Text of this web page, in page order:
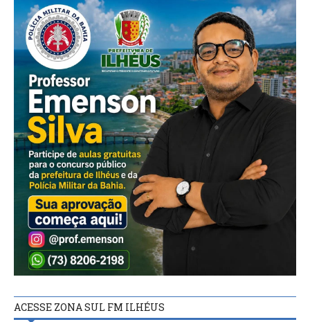
ACESSE ZONA SUL FM ILHÉUS